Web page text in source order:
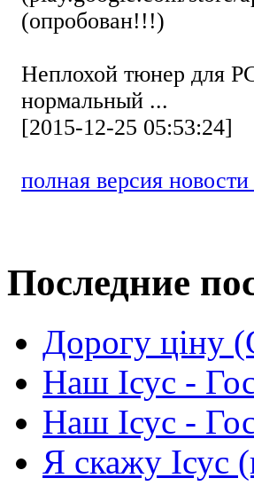
(опробован!!!)
Неплохой тюнер для
нормальный ...
[2015-12-25 05:53:24]
полная версия
Последние
Дорогу ціну
Наш Ісус -
Наш Ісус -
Я скажу Ісус